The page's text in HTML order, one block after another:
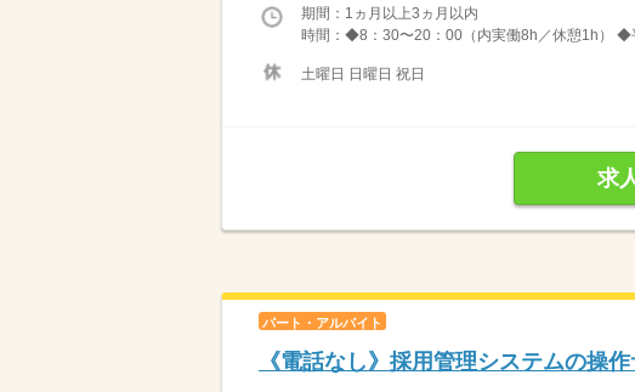
期間：1ヵ月以上3ヵ月以内
時間：◆8：30〜20：00（内実働8h／休憩
土曜日 日曜日 祝日
求
パート・アルバイト
《電話なし》採用管理システムの操